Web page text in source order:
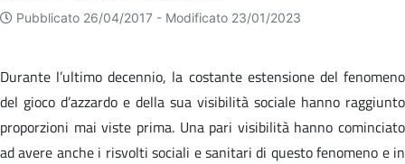
Pubblicato 26/04/2017 - Modificato 23/01/2023
Durante l’ultimo decennio, la costante estensione del fenomeno
del gioco d’azzardo e della sua visibilità sociale hanno raggiunto
proporzioni mai viste prima. Una pari visibilità hanno cominciato
ad avere anche i risvolti sociali e sanitari di questo fenomeno e in